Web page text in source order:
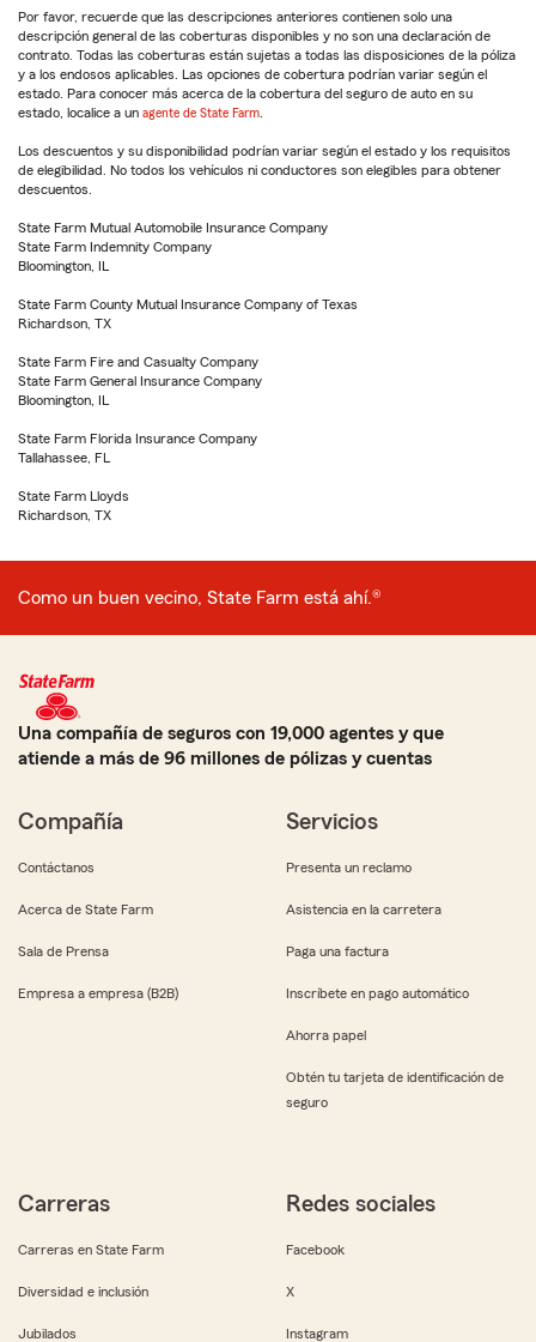
Por favor, recuerde que las descripciones anteriores contienen solo una
descripción general de las coberturas disponibles y no son una declaración de
contrato. Todas las coberturas están sujetas a todas las disposiciones de la póliza
y a los endosos aplicables. Las opciones de cobertura podrían variar según el
estado. Para conocer más acerca de la cobertura del seguro de auto en su
estado, localice a un agente de State Farm
Los descuentos y su disponibilidad podrían variar según el estado y los requisitos
de elegibilidad. No todos los vehículos ni conductores son elegibles para obtener
descuentos.
State Farm Mutual Automobile Insurance Company
State Farm Indemnity Company
Bloomington, IL
State Farm County Mutual Insurance Company of Texas
Richardson, TX
State Farm Fire and Casualty Company
State Farm General Insurance Company
Bloomington, IL
State Farm Florida Insurance Company
Tallahassee, FL
State Farm Lloyds
Richardson, TX
Como un buen vecino, State Farm está ahí.®
Una compañía de seguros con 19,000 agentes y que
atiende a más de 96 millones de pólizas y cuentas
Compañía
Contáctanos
Acerca de State Farm
Sala de Prensa
Empresa a empresa (B2B)
Servicios
Presenta un reclamo
Asistencia en la carretera
Paga una factura
Inscríbete en pago automático
Ahorra papel
Obtén tu tarjeta de identificación de
seguro
Carreras
Carreras en State Farm
Diversidad e inclusión
Jubilados
Redes sociales
Facebook
X
Instagram